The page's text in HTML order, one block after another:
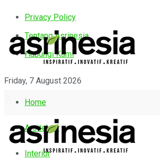
Privacy Policy
Tentang Asrinesia
Hubungi Kami
Friday, 7 August 2026
Home
Arsitektur
Interior